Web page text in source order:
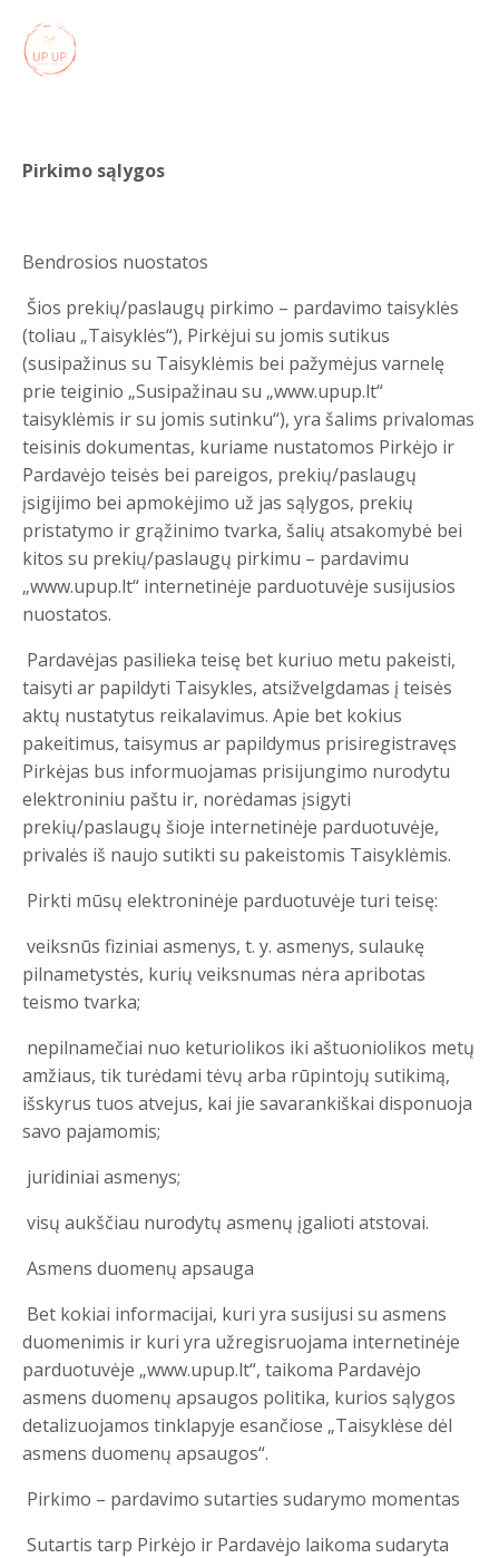
Pirkimo sąlygos
Bendrosios nuostatos
Šios prekių/paslaugų pirkimo – pardavimo taisyklės
(toliau „Taisyklės“), Pirkėjui su jomis sutikus
(susipažinus su Taisyklėmis bei pažymėjus varnelę
prie teiginio „Susipažinau su „www.upup.lt“
taisyklėmis ir su jomis sutinku“), yra šalims privalomas
teisinis dokumentas, kuriame nustatomos Pirkėjo ir
Pardavėjo teisės bei pareigos, prekių/paslaugų
įsigijimo bei apmokėjimo už jas sąlygos, prekių
pristatymo ir grąžinimo tvarka, šalių atsakomybė bei
kitos su prekių/paslaugų pirkimu – pardavimu
„www.upup.lt“ internetinėje parduotuvėje susijusios
nuostatos.
Pardavėjas pasilieka teisę bet kuriuo metu pakeisti,
taisyti ar papildyti Taisykles, atsižvelgdamas į teisės
aktų nustatytus reikalavimus. Apie bet kokius
pakeitimus, taisymus ar papildymus prisiregistravęs
Pirkėjas bus informuojamas prisijungimo nurodytu
elektroniniu paštu ir, norėdamas įsigyti
prekių/paslaugų šioje internetinėje parduotuvėje,
privalės iš naujo sutikti su pakeistomis Taisyklėmis.
Pirkti mūsų elektroninėje parduotuvėje turi teisę:
veiksnūs fiziniai asmenys, t. y. asmenys, sulaukę
pilnametystės, kurių veiksnumas nėra apribotas
teismo tvarka;
nepilnamečiai nuo keturiolikos iki aštuoniolikos metų
amžiaus, tik turėdami tėvų arba rūpintojų sutikimą,
išskyrus tuos atvejus, kai jie savarankiškai disponuoja
savo pajamomis;
juridiniai asmenys;
visų aukščiau nurodytų asmenų įgalioti atstovai.
Asmens duomenų apsauga
Bet kokiai informacijai, kuri yra susijusi su asmens
duomenimis ir kuri yra užregisruojama internetinėje
parduotuvėje „www.upup.lt“, taikoma Pardavėjo
asmens duomenų apsaugos politika, kurios sąlygos
detalizuojamos tinklapyje esančiose „Taisyklėse dėl
asmens duomenų apsaugos“.
Pirkimo – pardavimo sutarties sudarymo momentas
Sutartis tarp Pirkėjo ir Pardavėjo laikoma sudaryta